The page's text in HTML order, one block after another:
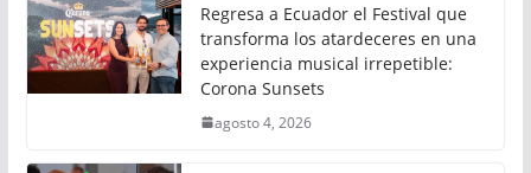
Regresa a Ecuador el Festival que
transforma los atardeceres en una
experiencia musical irrepetible:
Corona Sunsets
agosto 4, 2026